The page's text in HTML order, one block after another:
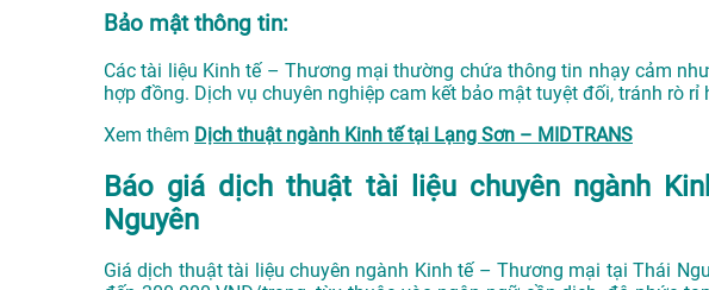
Bảo mật thông tin:
Các tài liệu Kinh tế – Thương mại thường chứa thông tin nhạy cảm
hợp đồng. Dịch vụ chuyên nghiệp cam kết bảo mật tuyệt đối, tránh rò
Xem thêm Dịch thuật ngành Kinh tế tại Lạng Sơn – MIDTRANS
Báo giá dịch thuật tài liệu chuyên ngành
Nguyên
Giá dịch thuật tài liệu chuyên ngành Kinh tế – Thương mại tại Thái